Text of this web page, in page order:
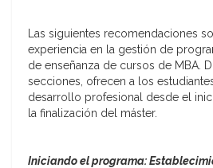
Las siguientes recomendaciones
experiencia en la gestión de
de enseñanza de cursos de MBA.
secciones, ofrecen a los
desarrollo profesional desde el
la finalización del máster.
Iniciando el programa: